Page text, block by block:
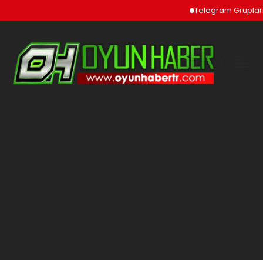
Telegram Grupları